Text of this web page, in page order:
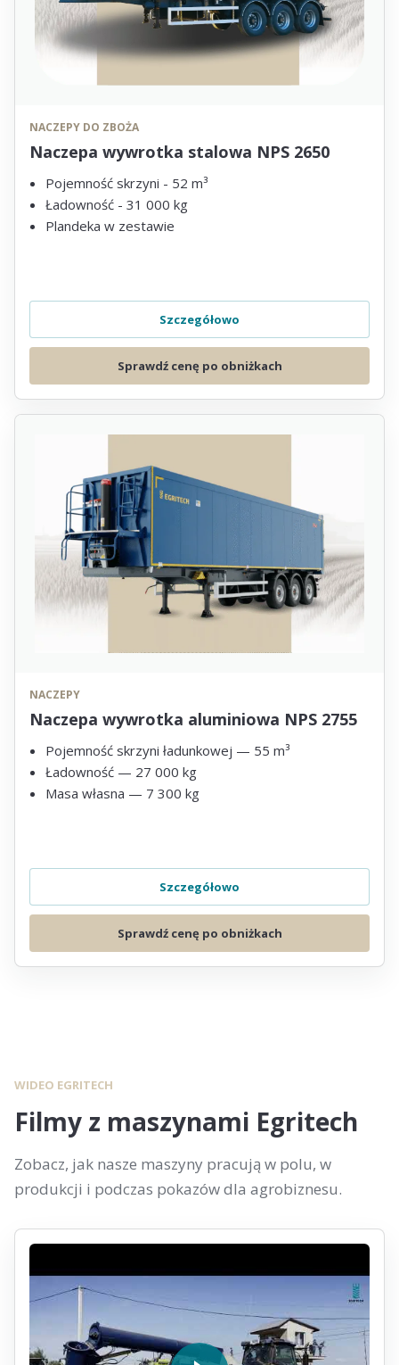
NACZEPY DO ZBOŻA
Naczepa wywrotka stalowa NPS 2650
Pojemność skrzyni - 52 m³
Ładowność - 31 000 kg
Plandeka w zestawie
Szczegółowo
Sprawdź cenę po obniżkach
NACZEPY
Naczepa wywrotka aluminiowa NPS 2755
Pojemność skrzyni ładunkowej — 55 m³
Ładowność — 27 000 kg
Masa własna — 7 300 kg
Szczegółowo
Sprawdź cenę po obniżkach
WIDEO EGRITECH
Filmy z maszynami Egritech
Zobacz, jak nasze maszyny pracują w polu, w
produkcji i podczas pokazów dla agrobiznesu.